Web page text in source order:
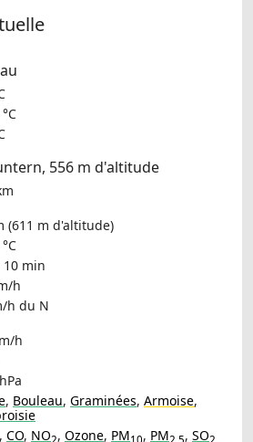
556 m d'altitude
(611 m d'altitude)
10 min
h
h du N
h
, Bouleau, Graminées, Armoise,
, CO, NO , Ozone, PM , PM , SO